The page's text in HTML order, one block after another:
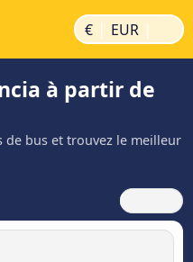
€ | EUR |
à partir de
de bus et trouvez le meilleur